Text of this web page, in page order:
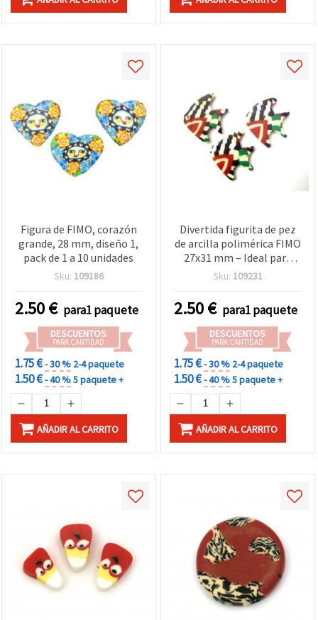
Figura de FIMO, corazón
grande, 28 mm, diseño 1,
pack de 1 a 10 unidades
Sku: 109186
2.50€ para1 paquete
DESCUENTOS
PARA CANTIDAD
1.75 €- 30 % 2-4 paquete
1.50 €- 40 %5 paquete +
AÑADIR AL CARRITO
Divertida figurita de pez
de arcilla polimérica FIMO
27x31 mm – Ideal para
bisutería, decoración y
Sku: 109231
2.50€ para1 paquete
DESCUENTOS
PARA CANTIDAD
1.75 €- 30 % 2-4 paquete
1.50 €- 40 %5 paquete +
AÑADIR AL CARRITO